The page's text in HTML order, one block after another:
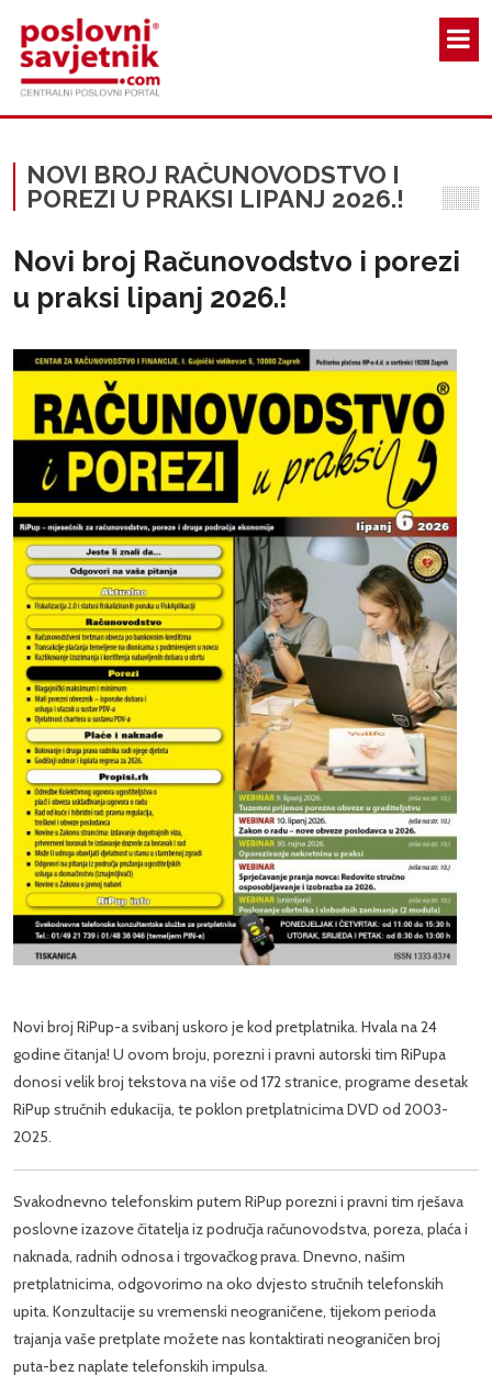
NOVI BROJ RAČUNOVODSTVO I
POREZI U PRAKSI LIPANJ 2026.!
Novi broj Računovodstvo i porezi
u praksi lipanj 2026.!
Novi broj RiPup-a svibanj uskoro je kod pretplatnika. Hvala na 24
godine čitanja! U ovom broju, porezni i pravni autorski tim RiPupa
donosi velik broj tekstova na više od 172 stranice, programe desetak
RiPup stručnih edukacija, te poklon pretplatnicima DVD od 2003-
2025.
Svakodnevno telefonskim putem RiPup porezni i pravni tim rješava
poslovne izazove čitatelja iz područja računovodstva, poreza, plaća i
naknada, radnih odnosa i trgovačkog prava. Dnevno, našim
pretplatnicima, odgovorimo na oko dvjesto stručnih telefonskih
upita. Konzultacije su vremenski neograničene, tijekom perioda
trajanja vaše pretplate možete nas kontaktirati neograničen broj
puta-bez naplate telefonskih impulsa.